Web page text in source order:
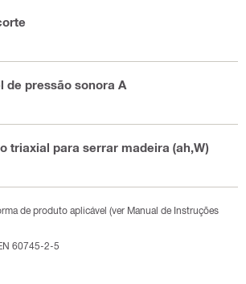
de pressão sonora A
triaxial para serrar madeira (ah,W)
de produto aplicável (ver Manual de Instruções
60745-2-5